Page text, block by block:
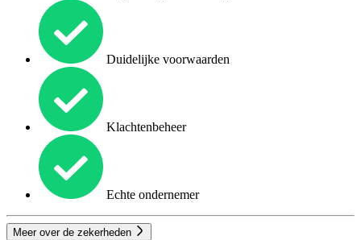
Duidelijke voorwaarden
Klachtenbeheer
Echte ondernemer
Meer over de zekerheden